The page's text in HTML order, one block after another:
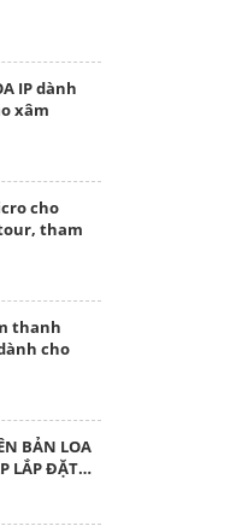
IP dành
xâm
cho
tham
thanh
cho
BẢN LOA
LẮP ĐẶT…